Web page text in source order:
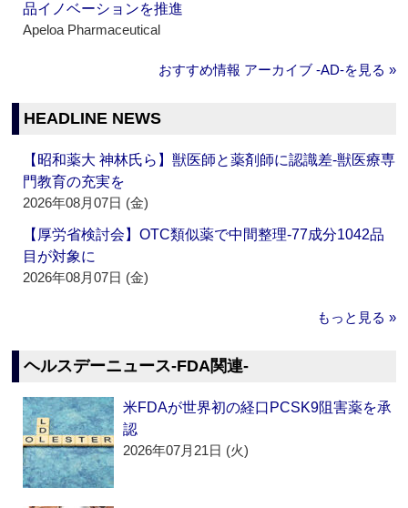
品イノベーションを推進
Apeloa Pharmaceutical
おすすめ情報 アーカイブ ‐AD‐を見る »
HEADLINE NEWS
【昭和薬大 神林氏ら】獣医師と薬剤師に認識差‐獣医療専
門教育の充実を
2026年08月07日 (金)
【厚労省検討会】OTC類似薬で中間整理‐77成分1042品
目が対象に
2026年08月07日 (金)
もっと見る »
ヘルスデーニュース‐FDA関連‐
米FDAが世界初の経口PCSK9阻害薬を承
認
2026年07月21日 (火)